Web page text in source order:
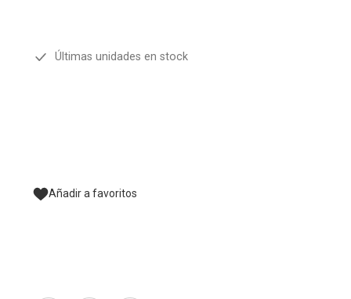
Últimas unidades en stock
Añadir a favoritos